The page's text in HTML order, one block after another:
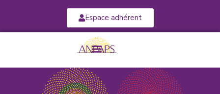
Espace adhérent